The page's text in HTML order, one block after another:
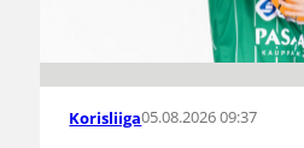
Korisliiga05.08.2026 09:37